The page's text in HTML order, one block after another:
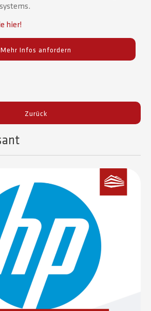
hier!
Mehr Infos anfordern
Zurück